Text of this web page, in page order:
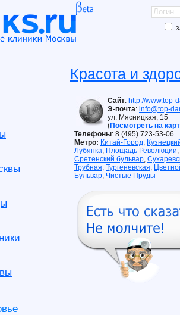
Красота и
Сайт: http://www.top-
Э-почта: info@top-
ул. Мясницкая, 15
(Посмотреть на
Телефоны: 8 (495) 723-53-06
Метро: Китай-Город,
Лубянка, Площадь Революции,
Сретенский бульвар,
Трубная, Тургеневская,
Бульвар, Чистые Пруды